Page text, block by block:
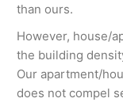
than ours.
However, house/
the building
Our apartment/
does not compel